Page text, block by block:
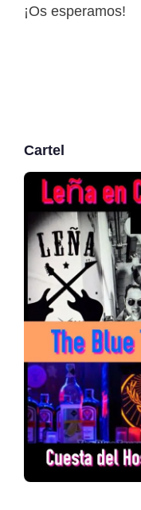
¡Os esperamos!
Cartel